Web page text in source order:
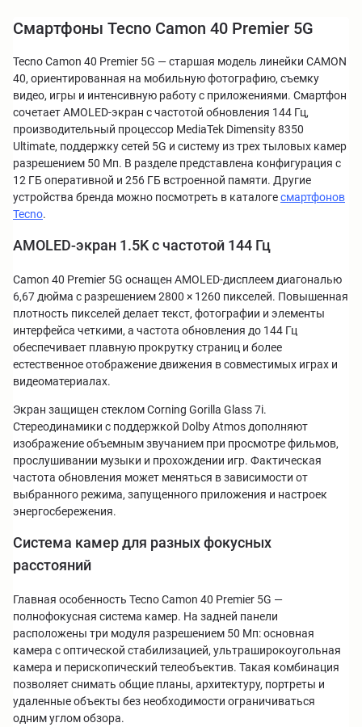
Смартфоны Tecno Camon 40 Premier 5G
Tecno Camon 40 Premier 5G — старшая модель линейки CAMON
40, ориентированная на мобильную фотографию, съемку
видео, игры и интенсивную работу с приложениями. Смартфон
сочетает AMOLED-экран с частотой обновления 144 Гц,
производительный процессор MediaTek Dimensity 8350
Ultimate, поддержку сетей 5G и систему из трех тыловых камер
разрешением 50 Мп. В разделе представлена конфигурация с
12 ГБ оперативной и 256 ГБ встроенной памяти. Другие
устройства бренда можно посмотреть в каталогесмартфонов
Tecno.
AMOLED-экран 1.5K с частотой 144 Гц
Camon 40 Premier 5G оснащен AMOLED-дисплеем диагональю
6,67 дюйма с разрешением 2800 × 1260 пикселей. Повышенная
плотность пикселей делает текст, фотографии и элементы
интерфейса четкими, а частота обновления до 144 Гц
обеспечивает плавную прокрутку страниц и более
естественное отображение движения в совместимых играх и
видеоматериалах.
Экран защищен стеклом Corning Gorilla Glass 7i.
Стереодинамики с поддержкой Dolby Atmos дополняют
изображение объемным звучанием при просмотре фильмов,
прослушивании музыки и прохождении игр. Фактическая
частота обновления может меняться в зависимости от
выбранного режима, запущенного приложения и настроек
энергосбережения.
Система камер для разных фокусных
расстояний
Главная особенность Tecno Camon 40 Premier 5G —
полнофокусная система камер. На задней панели
расположены три модуля разрешением 50 Мп: основная
камера с оптической стабилизацией, ультраширокоугольная
камера и перископический телеобъектив. Такая комбинация
позволяет снимать общие планы, архитектуру, портреты и
удаленные объекты без необходимости ограничиваться
одним углом обзора.